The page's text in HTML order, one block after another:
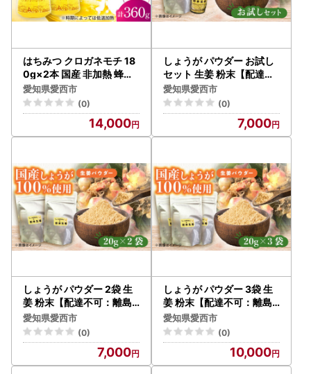
はちみつ クロガネモチ 18
0g×2本 国産 非加熱 蜂蜜[
AEBP003]
愛知県愛西市
(0)
14,000
しょうが パウダー お試し
セット 生姜 粉末【配達不
可：離島】[AEAO007]
愛知県愛西市
(0)
7,000
しょうが パウダー 2袋 生
姜 粉末【配達不可：離島
】[AEAO008]
愛知県愛西市
(0)
7,000
しょうが パウダー 3袋 生
姜 粉末【配達不可：離島
】[AEAO009]
愛知県愛西市
(0)
10,000